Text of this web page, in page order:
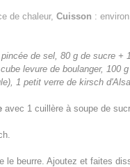
de chaleur, Cuisson :
de sel, 80 g de sucre +
levure de boulanger, 100
1 petit verre de kirsch
avec 1 cuillère à soupe de
beurre. Ajoutez et faites